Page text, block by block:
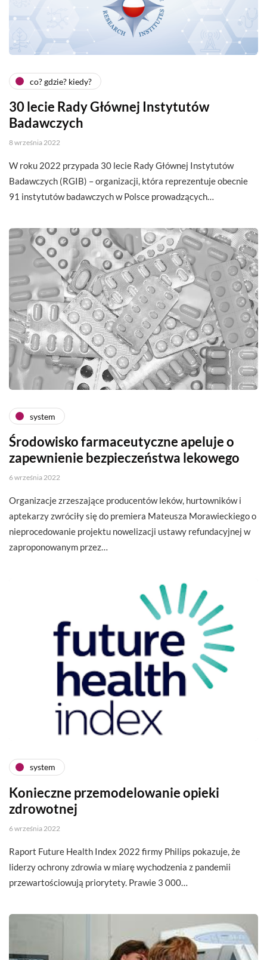
co? gdzie? kiedy?
30 lecie Rady Głównej Instytutów
Badawczych
8 września 2022
W roku 2022 przypada 30 lecie Rady Głównej Instytutów
Badawczych (RGIB) – organizacji, która reprezentuje obecnie
91 instytutów badawczych w Polsce prowadzących…
system
Środowisko farmaceutyczne apeluje o
zapewnienie bezpieczeństwa lekowego
6 września 2022
Organizacje zrzeszające producentów leków, hurtowników i
aptekarzy zwróciły się do premiera Mateusza Morawieckiego o
nieprocedowanie projektu nowelizacji ustawy refundacyjnej w
zaproponowanym przez…
system
Konieczne przemodelowanie opieki
zdrowotnej
6 września 2022
Raport Future Health Index 2022 firmy Philips pokazuje, że
liderzy ochrony zdrowia w miarę wychodzenia z pandemii
przewartościowują priorytety. Prawie 3 000…